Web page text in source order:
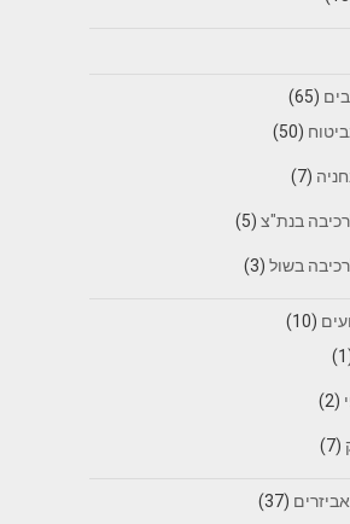
(65)
(50)
(7)
בנת"צ(5)
בשול(3)
(10)
(2)
(7)
(37)